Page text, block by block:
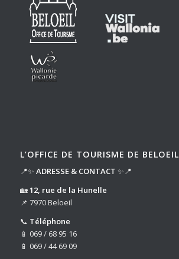
L’OFFICE DE TOURISME DE BELOEIL
📍✨ ADRESSE & CONTACT ✨📍
🏡12, rue de la Hunelle
📌 7970 Beloeil
📞 Téléphone
📱 069 / 68 95 16
📱 069 / 44 69 09